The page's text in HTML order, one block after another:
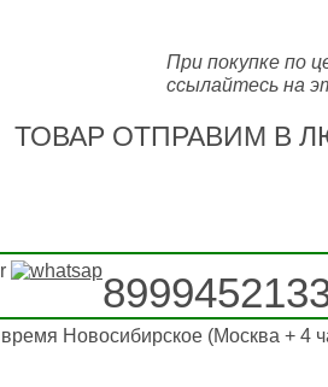
При покупке по
ссылайтесь на
ТОВАР ОТПРАВИМ В
Новосибирское (Москва + 4